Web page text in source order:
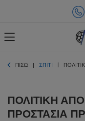
ΠΊΣΩ ΣΠΊΤΙ
ΠΟΛΙΤΙΚΉ
ΠΡΟΣΤΑΣΊΑ